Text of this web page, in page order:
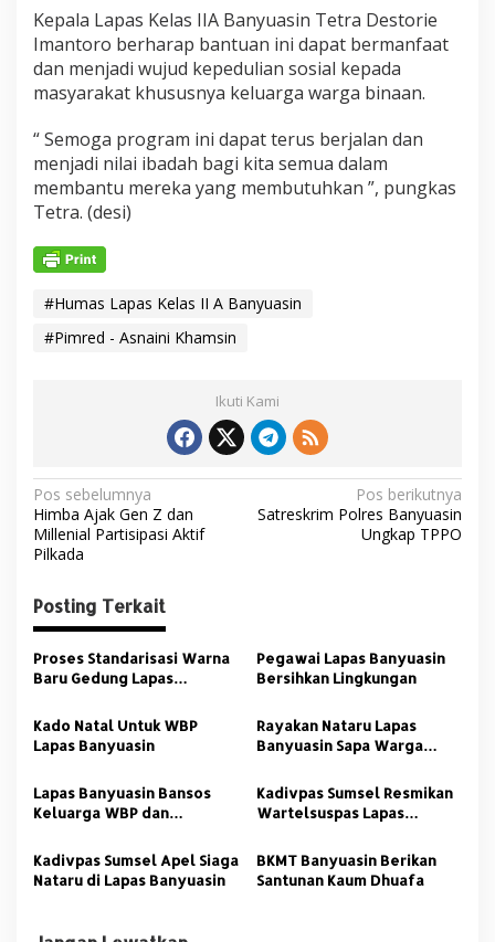
Kepala Lapas Kelas IIA Banyuasin Tetra Destorie
Imantoro berharap bantuan ini dapat bermanfaat
dan menjadi wujud kepedulian sosial kepada
masyarakat khususnya keluarga warga binaan.
“ Semoga program ini dapat terus berjalan dan
menjadi nilai ibadah bagi kita semua dalam
membantu mereka yang membutuhkan ”, pungkas
Tetra. (desi)
#Humas Lapas Kelas II A Banyuasin
#Pimred - Asnaini Khamsin
Ikuti Kami
N
a
v
i
g
a
s
i
p
o
s
Pos sebelumnya
Himba Ajak Gen Z dan
Millenial Partisipasi Aktif
Pilkada
Pos berikutnya
Satreskrim Polres Banyuasin
Ungkap TPPO
Posting Terkait
Proses Standarisasi Warna
Baru Gedung Lapas
Pegawai Lapas Banyuasin
Bersihkan Lingkungan
Kado Natal Untuk WBP
Lapas Banyuasin
Rayakan Nataru Lapas
Banyuasin Sapa Warga
Lapas Banyuasin Bansos
Keluarga WBP dan
Kadivpas Sumsel Resmikan
Wartelsuspas Lapas
Kadivpas Sumsel Apel Siaga
Nataru di Lapas Banyuasin
BKMT Banyuasin Berikan
Santunan Kaum Dhuafa